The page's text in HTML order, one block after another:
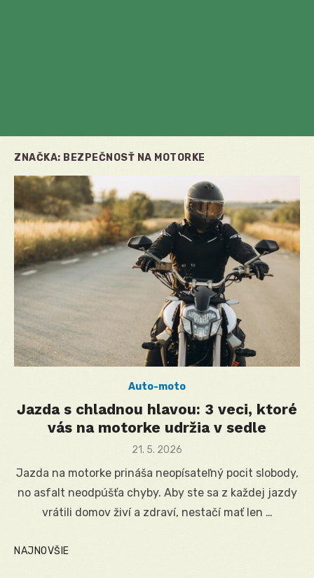
ZNAČKA: BEZPEČNOSŤ NA MOTORKE
Auto-moto
Jazda s chladnou hlavou: 3 veci, ktoré
vás na motorke udržia v sedle
Posted
21. 5. 2026
Jazda na motorke prináša neopísateľný pocit slobody,
no asfalt neodpúšťa chyby. Aby ste sa z každej jazdy
vrátili domov živí a zdraví, nestačí mať len …
NAJNOVŠIE